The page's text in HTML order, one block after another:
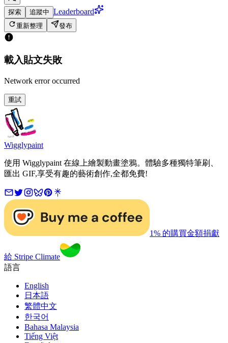
探索 追蹤中 Leaderboard
重新整理 發布
載入貼文失敗
Network error occurred
重試
Wigglypaint
使用 Wigglypaint 在線上繪製動畫塗鴉。體驗多種獨特筆刷、
匯出 GIF,享受有趣的藝術創作,全都免費!
1% 的購買金額捐獻
給 Stripe Climate
語言
English
日本語
繁體中文
한국어
Bahasa Malaysia
Tiếng Việt